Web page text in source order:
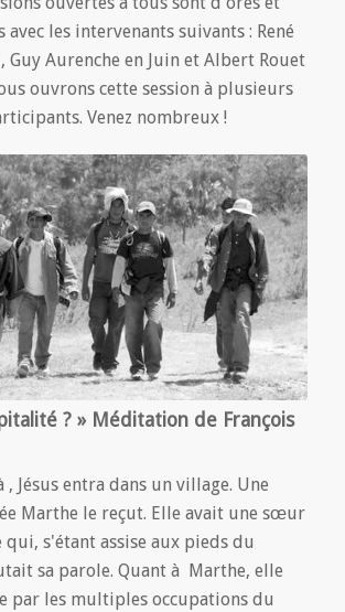
les intervenants suivants : René
Guy Aurenche en Juin et Albert Rouet
ouvrons cette session à plusieurs
Venez nombreux !
? » Méditation de François
, Jésus entra dans un village. Une
Marthe le reçut. Elle avait une sœur
qui, s'étant assise aux pieds du
sa parole. Quant à Marthe, elle
par les multiples occupations du